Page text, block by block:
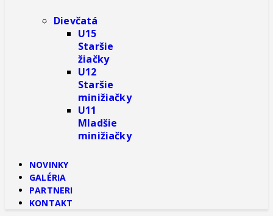
Dievčatá
U15
Staršie
žiačky
U12
Staršie
minižiačky
U11
Mladšie
minižiačky
NOVINKY
GALÉRIA
PARTNERI
KONTAKT